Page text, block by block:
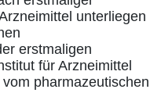
unterliegen
erstmaligen
für Arzneimittel
pharmazeutischen